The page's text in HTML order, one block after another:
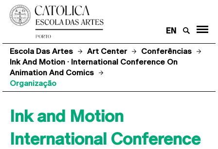
EN
Escola Das Artes Art Center
Conferências
Ink And Motion · International Conference On
Animation And Comics
Organização
Ink and Motion
International Conference